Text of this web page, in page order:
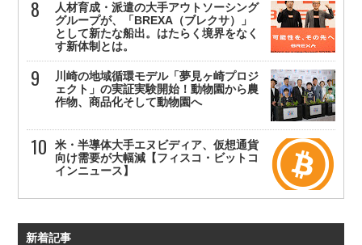
人材育成・派遣の大手アウトソーシング
グループが、「BREXA（ブレクサ）」
として新たな船出。はたらく境界をなく
す新体制とは。
川崎の地域循環モデル「夢見ヶ崎プロジ
ェクト」の実証実験開始！動物園から農
作物、商品化そして動物園へ
米・半導体大手エヌビディア、仮想通貨
向け需要が大幅減【フィスコ・ビットコ
インニュース】
新着記事